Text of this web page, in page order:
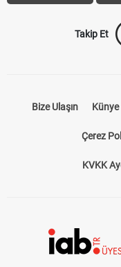
Trabzonspor Transfer Canlı